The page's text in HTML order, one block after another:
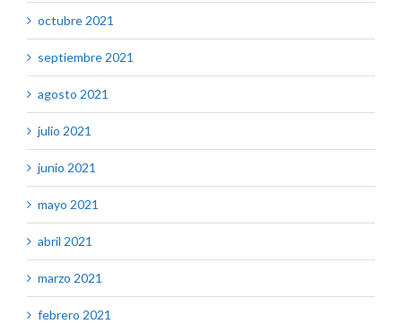
octubre 2021
septiembre 2021
agosto 2021
julio 2021
junio 2021
mayo 2021
abril 2021
marzo 2021
febrero 2021